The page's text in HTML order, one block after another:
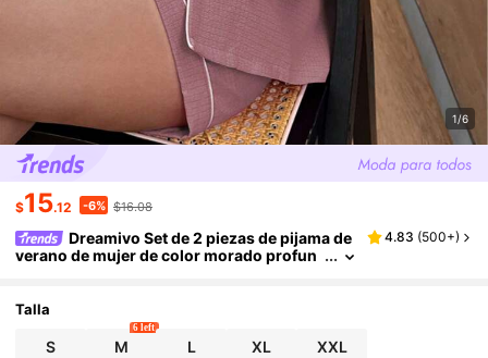
1/6
$15.12 -6% $16.08
Dreamivo Set de 2 piezas de pijama de
verano de mujer de color morado profun
casual
4.83 (500+)
Talla
S M
6 left
L XL XXL